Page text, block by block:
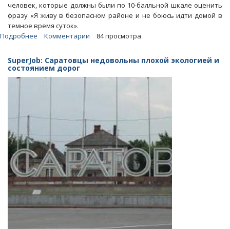
человек, которые должны были по 10-балльной шкале оценить
фразу «Я живу в безопасном районе и не боюсь идти домой в
темное время суток».
Подробнее
рейтинге
городов
по
оказался
172-
м
месте
Комментарии 84 просмотра
SuperJob: Саратовцы недовольны плохой экологией и
состоянием дорог